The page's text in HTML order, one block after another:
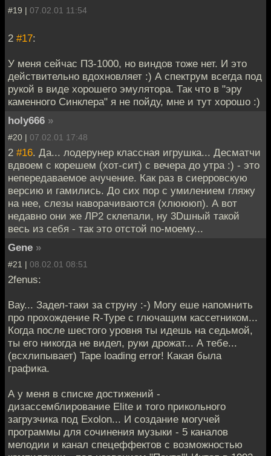
#19 | 07.02.01 11:54
2 #17:
У меня сейчас П3-1000, но виндов тоже нет. И это
действительно вдохновляет :) А спектрум всегда под
рукой в виде хорошего эмулятора. Так что в "эру
каменного Синклера" я не пойду, мне и тут хорошо :)
holy666 »
#20 | 07.02.01 17:48
2 #16. Да... лодерунер классная игрушка... Десматчи
вдвоем с корешем (хот-сит) с вечера до утра :) - это
непередаваемое ачучение. Как раз в сиерровскую
версию и гамились. До сих пор с умилением гляжу
на нее, слезы наворачиваются (хлюююп). А вот
недавно они же ЛР2 склепали, ну 3Dшный такой
весь из себя - так это отстой по-моему...
Gene »
#21 | 08.02.01 08:51
2fenus:
Вау... Задел-таки за струну :-) Могу еше напомнить
про прохождение R-Type с глючащим кассетником...
Когда после шестого уровня ты идешь на седьмой,
ты его никогда не видел, руки дрожат... А тебе...
(всхлипывает) Tape loading error! Какая была
графика.
А у меня в списке достижений -
дизассемблирование Elite и того прикольного
загрузчика под Exolon... И создание могучей
программы для сочинения музыки - 5 каналов
мелодии и канал спецеффектов с возможностью